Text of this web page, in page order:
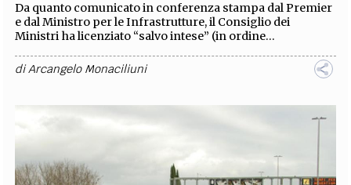
Da quanto comunicato in conferenza stampa dal Premier
e dal Ministro per le Infrastrutture, il Consiglio dei
Ministri ha licenziato “salvo intese” (in ordine...
diArcangelo Monaciliuni